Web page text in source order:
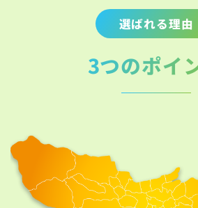
選ばれる理由
3つのポイ